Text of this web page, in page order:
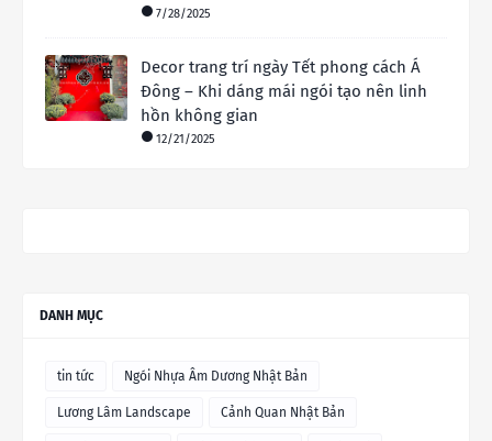
7/28/2025
Decor trang trí ngày Tết phong cách Á
Đông – Khi dáng mái ngói tạo nên linh
hồn không gian
12/21/2025
DANH MỤC
tin tức Ngói Nhựa Âm Dương Nhật Bản
Lương Lâm Landscape Cảnh Quan Nhật Bản